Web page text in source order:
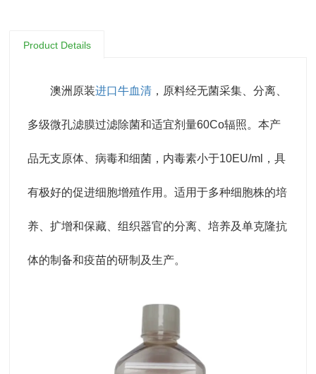
Product Details
澳洲原装进口牛血清 ，原料经无菌采集、分离、
多级微孔滤膜过滤除菌和适宜剂量60Co辐照。本产
品无支原体、病毒和细菌，内毒素小于10EU/ml，具
有极好的促进细胞增殖作用。适用于多种细胞株的培
养、扩增和保藏、组织器官的分离、培养及单克隆抗
体的制备和疫苗的研制及生产。